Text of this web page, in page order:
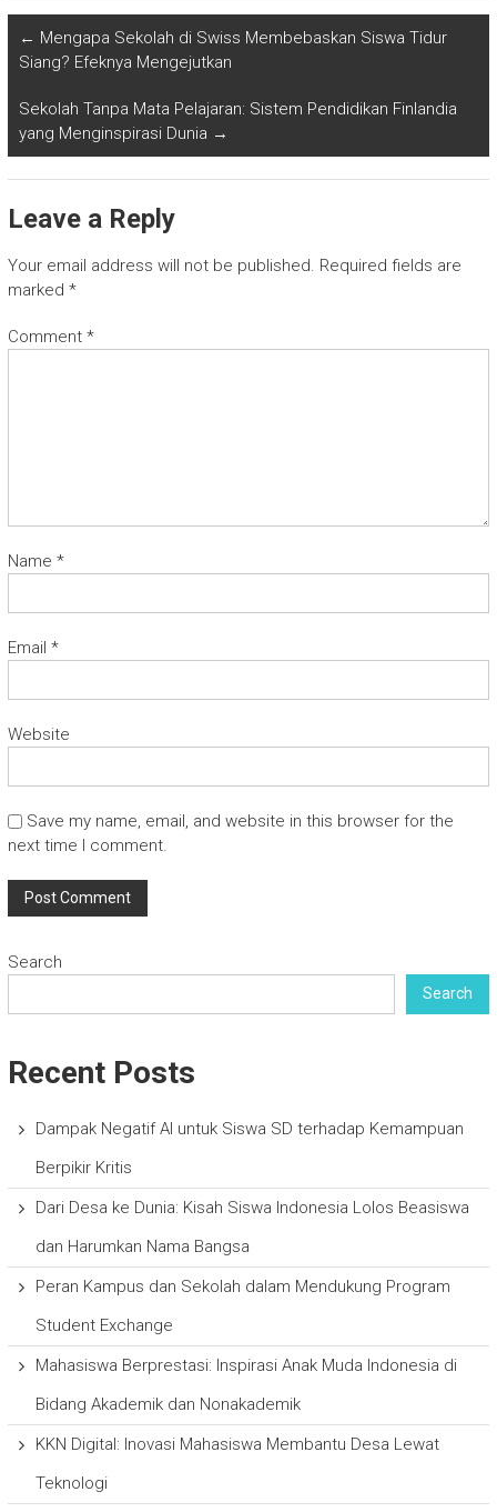
← Mengapa Sekolah di Swiss Membebaskan Siswa Tidur
Siang? Efeknya Mengejutkan
Sekolah Tanpa Mata Pelajaran: Sistem Pendidikan Finlandia
yang Menginspirasi Dunia →
Leave a Reply
Your email address will not be published. Required fields are
marked *
Comment *
Name *
Email *
Website
Save my name, email, and website in this browser for the
next time I comment.
Search
Search
Recent Posts
Dampak Negatif AI untuk Siswa SD terhadap Kemampuan
Berpikir Kritis
Dari Desa ke Dunia: Kisah Siswa Indonesia Lolos Beasiswa
dan Harumkan Nama Bangsa
Peran Kampus dan Sekolah dalam Mendukung Program
Student Exchange
Mahasiswa Berprestasi: Inspirasi Anak Muda Indonesia di
Bidang Akademik dan Nonakademik
KKN Digital: Inovasi Mahasiswa Membantu Desa Lewat
Teknologi